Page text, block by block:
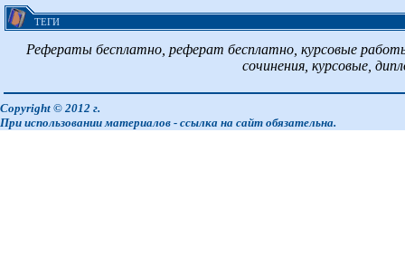
ТЕГИ
Рефераты бесплатно, реферат бесплатно, курсовые
сочинения, курсовые,
Copyright © 2012 г.
При использовании материалов - ссылка на сайт обязательна.